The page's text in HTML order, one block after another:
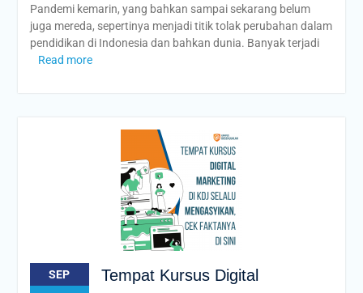
Pandemi kemarin, yang bahkan sampai sekarang belum
juga mereda, sepertinya menjadi titik tolak perubahan dalam
pendidikan di Indonesia dan bahkan dunia. Banyak terjadi
Read more
SEP
Tempat Kursus Digital